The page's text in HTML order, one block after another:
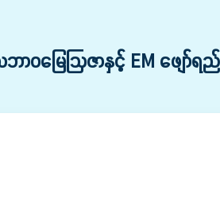
ဝမြေဩဇာနှင့် EM ဖျော်